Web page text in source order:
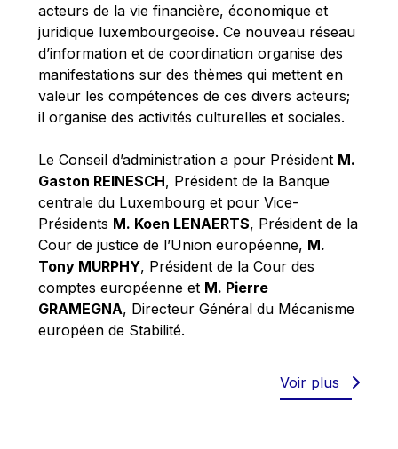
Mireille Delmas-Marty
Nobuo Tanaka
Otmar Issing
Paolo Mengozzi
Paschal Donohoe
Pat Cox
Patrizia Nanz
Philippe Maystadt
Pierre Gramegna
Richard Pelly
Robert Goebbels
Robert REYNDERS
acteurs de la vie financière, économique et
juridique luxembourgeoise. Ce nouveau réseau
d’information et de coordination organise des
manifestations sur des thèmes qui mettent en
valeur les compétences de ces divers acteurs;
il organise des activités culturelles et sociales.
Le Conseil d’administration a pour Président M.
Gaston REINESCH, Président de la Banque
centrale du Luxembourg et pour Vice-
Présidents M. Koen LENAERTS, Président de la
Cour de justice de l’Union européenne, M.
Tony MURPHY, Président de la Cour des
comptes européenne et M. Pierre
GRAMEGNA, Directeur Général du Mécanisme
européen de Stabilité.
Voir plus